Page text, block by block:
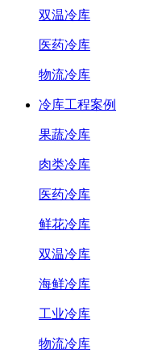
双温冷库
医药冷库
物流冷库
冷库工程案例
果蔬冷库
肉类冷库
医药冷库
鲜花冷库
双温冷库
海鲜冷库
工业冷库
物流冷库